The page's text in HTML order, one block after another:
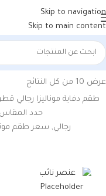
Skip to navigation
Skip to main content
الرئيسية/منتجات تحت
عرض ⁦10⁩ من كل النتائج
حدد المقاس
رجالي, سعر طقم موناليزا 2020, سعر كلسون